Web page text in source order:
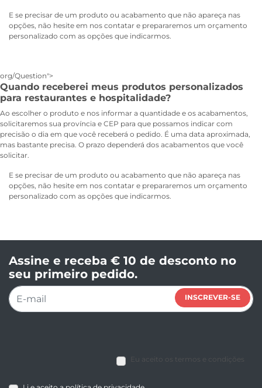
E se precisar de um produto ou acabamento que não apareça nas
opções, não hesite em nos contatar e prepararemos um orçamento
personalizado com as opções que indicarmos.
org/Question">
Quando receberei meus produtos personalizados
para restaurantes e hospitalidade?
Ao escolher o produto e nos informar a quantidade e os acabamentos,
solicitaremos sua província e CEP para que possamos indicar com
precisão o dia em que você receberá o pedido. É uma data aproximada,
mas bastante precisa. O prazo dependerá dos acabamentos que você
solicitar.
E se precisar de um produto ou acabamento que não apareça nas
opções, não hesite em nos contatar e prepararemos um orçamento
personalizado com as opções que indicarmos.
Assine e receba € 10 de desconto no
seu primeiro pedido.
INSCREVER-SE
Eu aceito os termos e condições